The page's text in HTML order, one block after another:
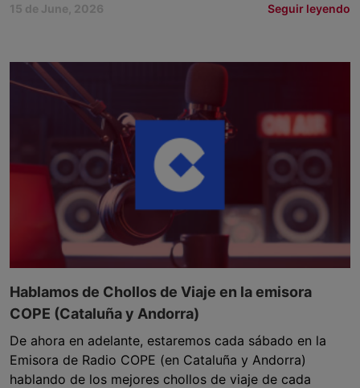
15 de June, 2026 Seguir leyendo
Hablamos de Chollos de Viaje en la emisora
COPE (Cataluña y Andorra)
De ahora en adelante, estaremos cada sábado en la
Emisora de Radio COPE (en Cataluña y Andorra)
hablando de los mejores chollos de viaje de cada